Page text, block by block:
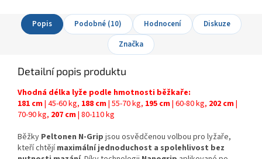
Popis Podobné (10) Hodnocení
Diskuze
Značka
Detailní popis produktu
Vhodná délka lyže podle hmotnosti běžkaře:
181 cm| 45-60 kg, 188 cm| 55-70 kg, 195 cm| 60-80 kg, 202 cm|
70-90 kg, 207 cm| 80-110 kg
Běžky Peltonen N-Grip jsou osvědčenou volbou pro lyžaře,
kteří chtějímaximální jednoduchost a spolehlivost bez